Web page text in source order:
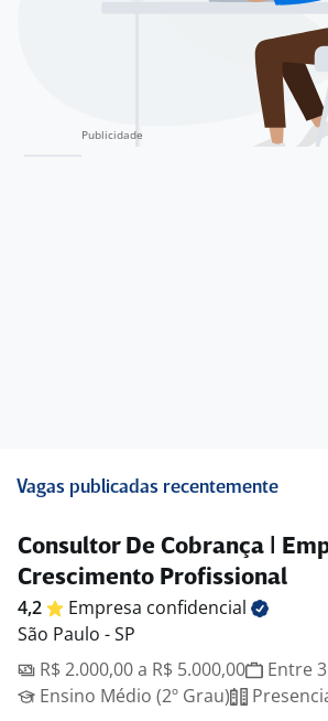
Vagas publicadas recentemente
Consultor De Cobrança |
Crescimento Profissional
4,2 Empresa confidencial
São Paulo - SP
R$ 2.000,00 a R$ 5.000,00
Entre
Ensino Médio (2º Grau)